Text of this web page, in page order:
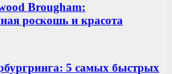
Brougham:
роскошь и красота
5 самых быстрых